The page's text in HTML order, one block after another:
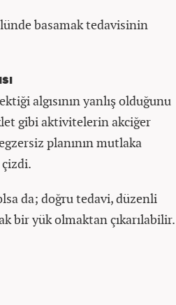
basamak tedavisinin
algısının yanlış olduğunu
gibi aktivitelerin akciğer
planının mutlaka
çizdi.
da; doğru tedavi, düzenli
bir yük olmaktan çıkarılabilir.